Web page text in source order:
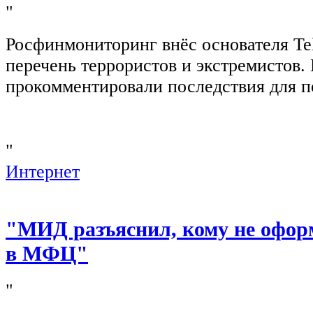
"
Росфинмониторинг внёс основателя
перечень террористов и
прокомментировали последствия для
"
Интернет
"МИД разъяснил, кому не
в МФЦ"
"